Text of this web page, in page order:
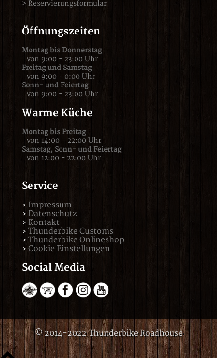
> Reservierungsformular
Öffnungszeiten
Montag bis Donnerstag
von 9:00 - 23:00 Uhr
Freitag und Samstag
von 9:00 - 0:00 Uhr
Sonn- und Feiertag
von 9:00 - 23:00 Uhr
Warme Küche
Montag bis Freitag
von 14:00 - 22:00 Uhr
Samstag, Sonn- und Feiertag
von 12:00 - 22:00 Uhr
Service
Impressum
Datenschutz
Kontakt
Thunderbike Customs
Thunderbike Onlineshop
Cookie Einstellungen
Social Media
© 2014-2022 Thunderbike Roadhouse